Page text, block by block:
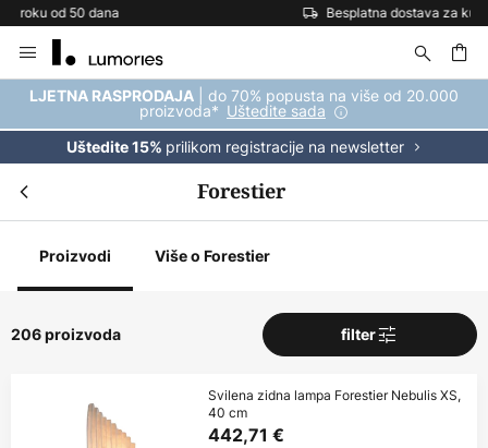
Besplatna dostava za kupnju iznad 69 €
to
Content
LJETNA RASPRODAJA | do 70% popusta na više od 20.000
proizvoda* Uštedite sada
Uštedite 15% prilikom registracije na newsletter
Forestier
Proizvodi Više o Forestier
206 proizvoda filter
Svilena zidna lampa Forestier Nebulis XS,
40 cm
442,71 €